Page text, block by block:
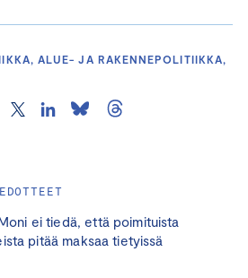
ei tiedä, että poimituista
pitää maksaa tietyissä
ALUE- JA RAKENNEPOLITIIKKA,